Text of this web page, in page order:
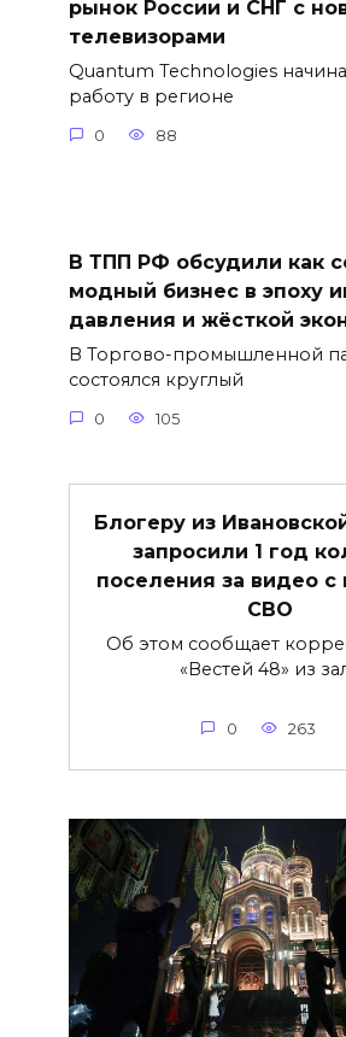
рынок России и СНГ с
телевизорами
Quantum Technologies
работу в регионе
0 88
В ТПП РФ обсудили как
модный бизнес в эпоху
давления и жёсткой
В Торгово-промышленной
состоялся круглый
0 105
Блогеру из
запросили 1 год
поселения за видео с
СВО
Об этом сообщает
«Вестей 48» из
0 263